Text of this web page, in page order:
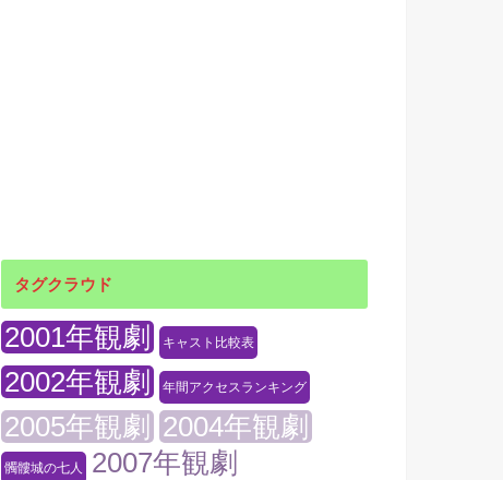
タグクラウド
2001年観劇 キャスト比較表
2002年観劇 年間アクセスランキング
2005年観劇 2004年観劇
髑髏城の七人
2007年観劇